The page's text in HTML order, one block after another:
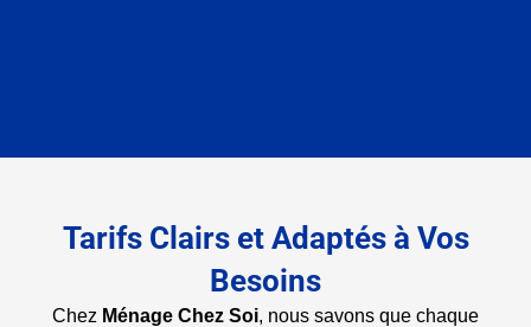
Tarifs Clairs et Adaptés à Vos
Besoins
Chez Ménage Chez Soi, nous savons que chaque